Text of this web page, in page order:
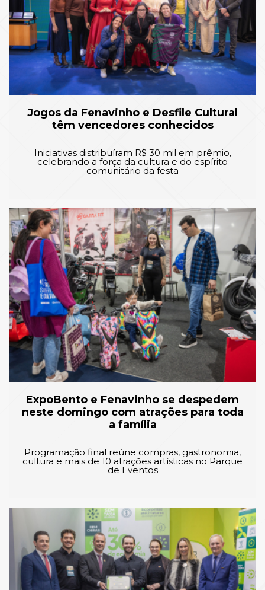
Jogos da Fenavinho e Desfile Cultural
têm vencedores conhecidos
Iniciativas distribuíram R$ 30 mil em prêmio,
celebrando a força da cultura e do espírito
comunitário da festa
ExpoBento e Fenavinho se despedem
neste domingo com atrações para toda
a família
Programação final reúne compras, gastronomia,
cultura e mais de 10 atrações artísticas no Parque
de Eventos